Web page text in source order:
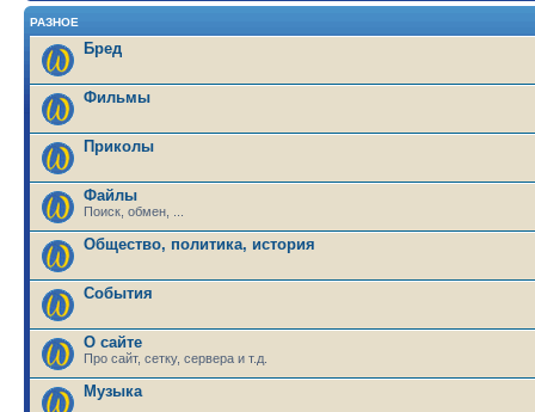
РАЗНОЕ
Бред
Фильмы
Приколы
Файлы
Поиск, обмен, ...
Общество, политика, история
События
О сайте
Про сайт, сетку, сервера и т.д.
Музыка